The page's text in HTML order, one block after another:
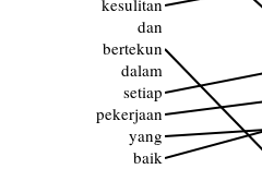
kesulitan
dan
bertekun
dalam
setiap
pekerjaan
yang
baik